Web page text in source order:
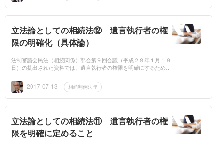
立法論としての相続法⑫ 遺言執行者の権
限の明確化（具体論）
法制審議会民法（相続関係）部会第９回会議（平成２８年１月１９
日）の提出された資料では、遺言執行者の権限を明確にするための
務遺言執行者...
2017-07-13 相続判例法理
立法論としての相続法⑪ 遺言執行者の権
限を明確に定めること